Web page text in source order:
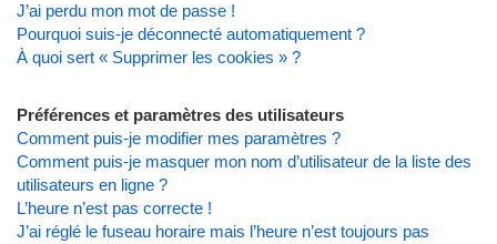
J’ai perdu mon mot de passe !
Pourquoi suis-je déconnecté automatiquement ?
À quoi sert « Supprimer les cookies » ?
Préférences et paramètres des utilisateurs
Comment puis-je modifier mes paramètres ?
Comment puis-je masquer mon nom d’utilisateur de la liste des
utilisateurs en ligne ?
L’heure n’est pas correcte !
J’ai réglé le fuseau horaire mais l’heure n’est toujours pas